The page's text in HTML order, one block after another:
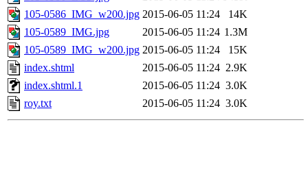
105-0586_IMG_w200.jpg 2015-06-05 11:24
14K
105-0589_IMG.jpg
2015-06-05 11:24 1.3M
105-0589_IMG_w200.jpg 2015-06-05 11:24
15K
index.shtml
2015-06-05 11:24 2.9K
index.shtml.1
2015-06-05 11:24 3.0K
roy.txt
2015-06-05 11:24 3.0K